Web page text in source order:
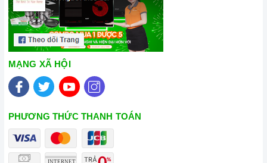
MẠNG XÃ HỘI
PHƯƠNG THỨC THANH TOÁN